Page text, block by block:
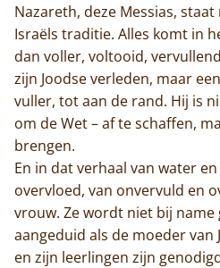
Nazareth, deze Messias,
Israëls traditie. Alles komt in
dan voller, voltooid,
zijn Joodse verleden, maar
vuller, tot aan de rand. Hij is
om de Wet – af te schaffen,
brengen.
En in dat verhaal van water
overvloed, van onvervuld en
vrouw. Ze wordt niet bij name
aangeduid als de moeder van
en zijn leerlingen zijn